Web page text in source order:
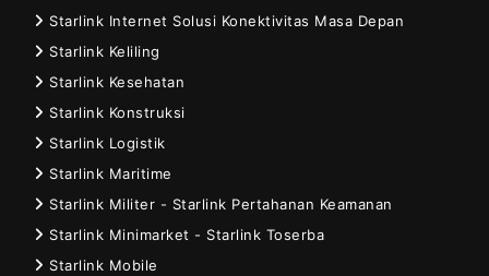
Starlink Internet Solusi Konektivitas Masa Depan
Starlink Keliling
Starlink Kesehatan
Starlink Konstruksi
Starlink Logistik
Starlink Maritime
Starlink Militer - Starlink Pertahanan Keamanan
Starlink Minimarket - Starlink Toserba
Starlink Mobile